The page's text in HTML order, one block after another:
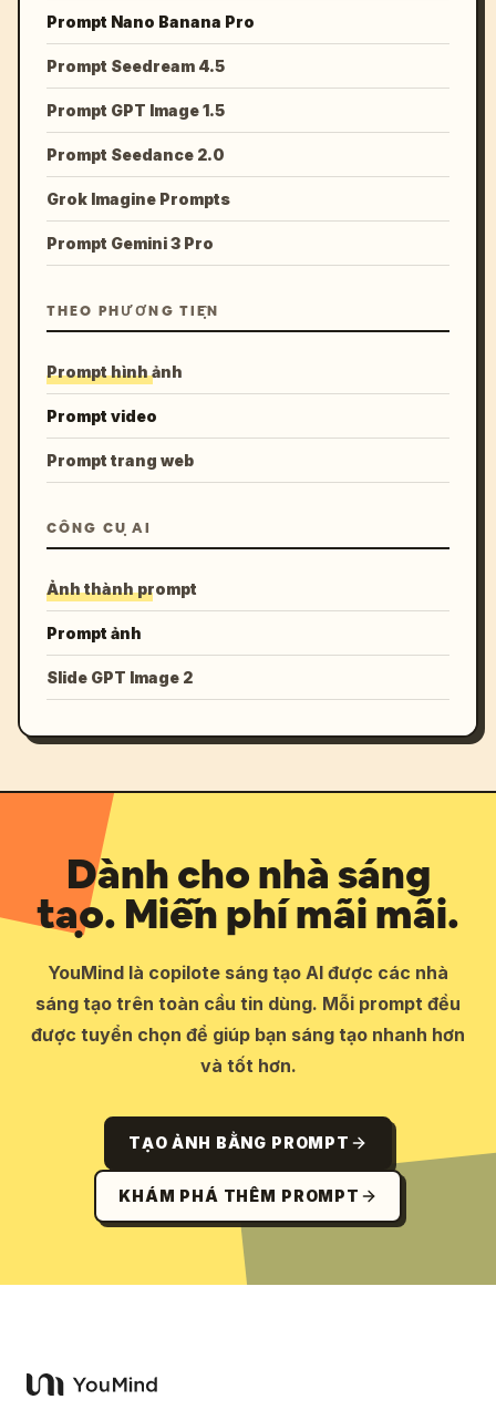
Prompt Nano Banana Pro
Prompt Seedream 4.5
Prompt GPT Image 1.5
Prompt Seedance 2.0
Grok Imagine Prompts
Prompt Gemini 3 Pro
THEO PHƯƠNG TIỆN
Prompt hình ảnh
Prompt video
Prompt trang web
CÔNG CỤ AI
Ảnh thành prompt
Prompt ảnh
Slide GPT Image 2
Dành cho nhà sáng
tạo. Miễn phí mãi mãi.
YouMind là copilote sáng tạo AI được các nhà
sáng tạo trên toàn cầu tin dùng. Mỗi prompt đều
được tuyển chọn để giúp bạn sáng tạo nhanh hơn
và tốt hơn.
TẠO ẢNH BẰNG PROMPT
KHÁM PHÁ THÊM PROMPT